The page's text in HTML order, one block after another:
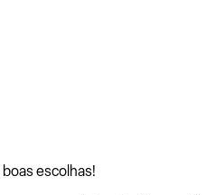
boas escolhas!